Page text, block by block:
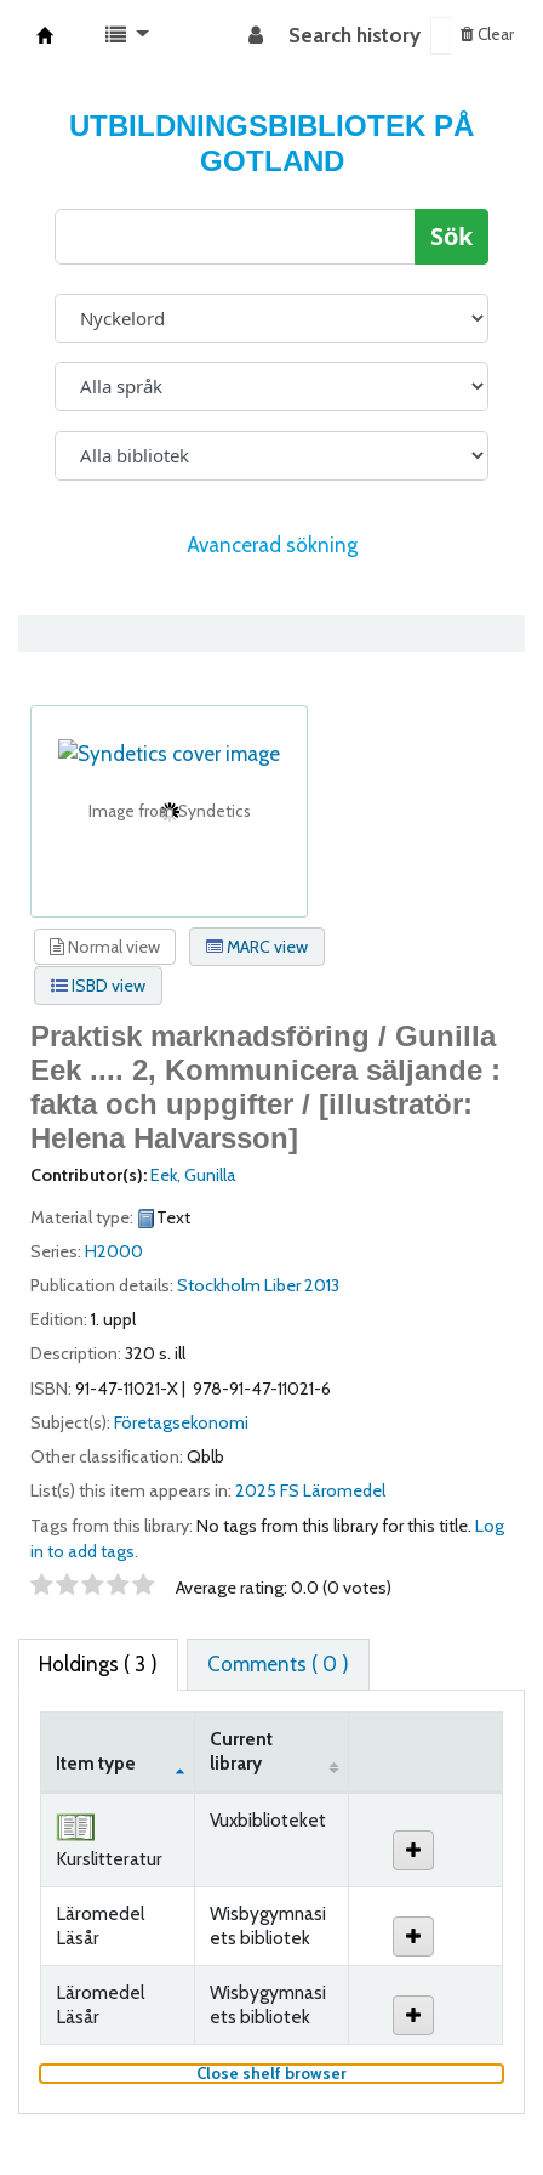
Search history Clear
UTBILDNINGSBIBLIOTEK PÅ
GOTLAND
Sök
Avancerad sökning
Image from Syndetics
Normal view
MARC view
ISBD view
Praktisk marknadsföring / Gunilla
Eek .... 2, Kommunicera säljande :
fakta och uppgifter / [illustratör:
Helena Halvarsson]
Contributor(s):Eek, Gunilla
Material type:
Text
Series: H2000
Publication details: Stockholm Liber2013
Edition: 1. uppl
Description: 320 s. ill
ISBN: 91-47-11021-X
978-91-47-11021-6
Subject(s): Företagsekonomi
Other classification: Qblb
List(s) this item appears in: 2025 FS Läromedel
Tags from this library: No tags from this library for this title. Log
in to add tags.
Star ratings Average rating: 0.0 (0 votes)
Holdings ( 3 ) Comments ( 0 )
Item type
Current
library
Kurslitteratur
Vuxbiblioteket
Läromedel
Läsår
Wisbygymnasi
ets bibliotek
Läromedel
Läsår
Wisbygymnasi
ets bibliotek
Close shelf browser(Hides shelf browser)